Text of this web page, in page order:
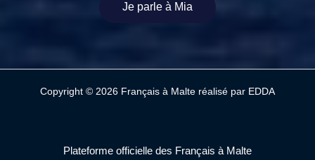
Je parle à Mia
Copyright © 2026 Français à Malte réalisé par EDDA
Plateforme officielle des Français à Malte